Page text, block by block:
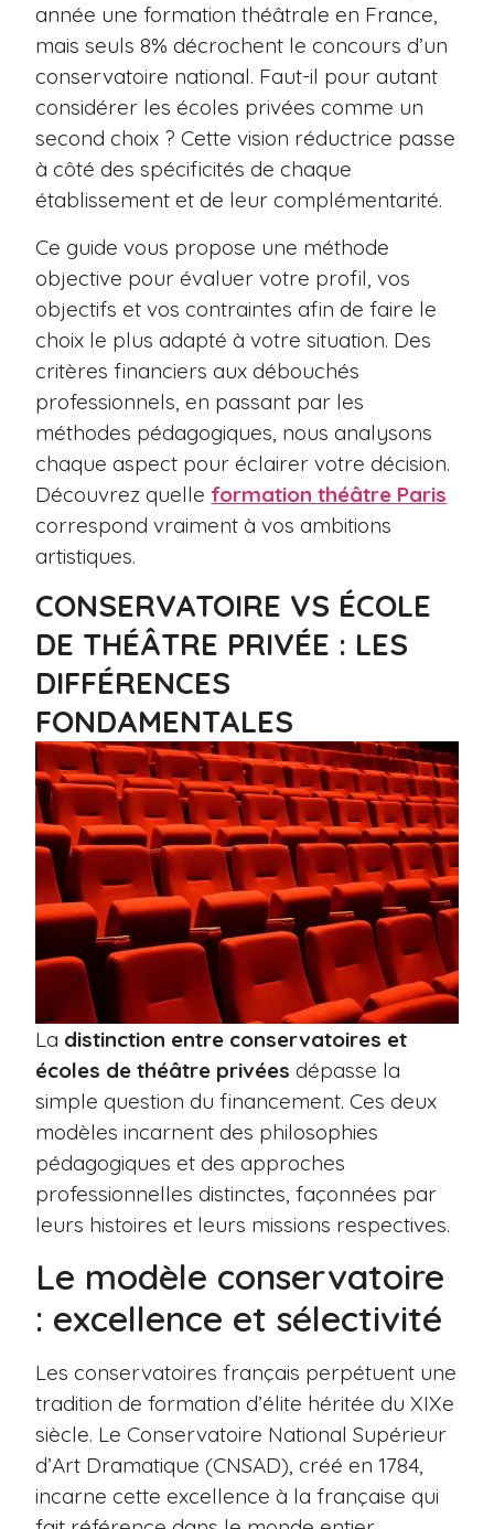
année une formation théâtrale en France,
mais seuls 8% décrochent le concours d’un
conservatoire national. Faut-il pour autant
considérer les écoles privées comme un
second choix ? Cette vision réductrice passe
à côté des spécificités de chaque
établissement et de leur complémentarité.
Ce guide vous propose une méthode
objective pour évaluer votre profil, vos
objectifs et vos contraintes afin de faire le
choix le plus adapté à votre situation. Des
critères financiers aux débouchés
professionnels, en passant par les
méthodes pédagogiques, nous analysons
chaque aspect pour éclairer votre décision.
Découvrez quelleformation théâtre Paris
correspond vraiment à vos ambitions
artistiques.
CONSERVATOIRE VS ÉCOLE
DE THÉÂTRE PRIVÉE : LES
DIFFÉRENCES
FONDAMENTALES
La distinction entre conservatoires et
écoles de théâtre privées dépasse la
simple question du financement. Ces deux
modèles incarnent des philosophies
pédagogiques et des approches
professionnelles distinctes, façonnées par
leurs histoires et leurs missions respectives.
Le modèle conservatoire
: excellence et sélectivité
Les conservatoires français perpétuent une
tradition de formation d’élite héritée du XIXe
siècle. Le Conservatoire National Supérieur
d’Art Dramatique (CNSAD), créé en 1784,
incarne cette excellence à la française qui